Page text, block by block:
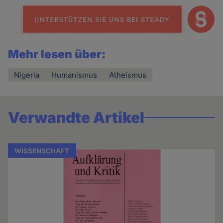
Mehr lesen über:
Nigeria Humanismus Atheismus
Verwandte Artikel
WISSENSCHAFT